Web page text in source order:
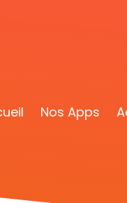
Nos Apps